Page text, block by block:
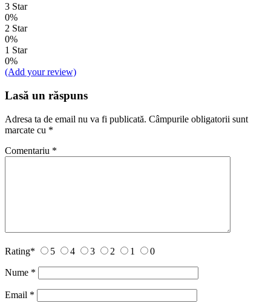
3 Star
0%
2 Star
0%
1 Star
0%
(Add your review)
Lasă un răspuns
Adresa ta de email nu va fi publicată. Câmpurile obligatorii sunt
marcate cu *
Comentariu *
Rating* 5 4 3 2 1 0
Nume *
Email *